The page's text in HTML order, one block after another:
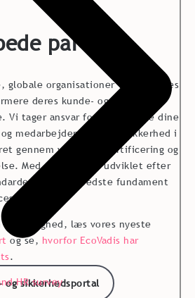
HR survey
partner
globale organisationer vælger vores
deres kunde- og
Vi tager ansvar for at beskytte dine
medarbejderdata med sikkerhed i
gennem vores ISO-certificering og
Med en platform udviklet efter
får I det bedste fundament
læs vores nyeste
og se, hvorfor EcoVadis har
.
og sikkerhedsportal